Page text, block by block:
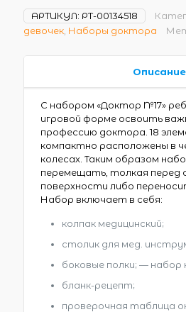
АРТИКУЛ: РТ-00134518
девочек Наборы доктора
Описание
С набором «Доктор №17»
игровой форме освоить
профессию доктора. 18
компактно расположены в
колесах. Таким образом
перемещать, толкая перед
поверхности либо
Набор включает в себя:
колпак медицинский;
столик для мед.
боковые полки; — набор
бланк-рецепт;
проверочная таблица